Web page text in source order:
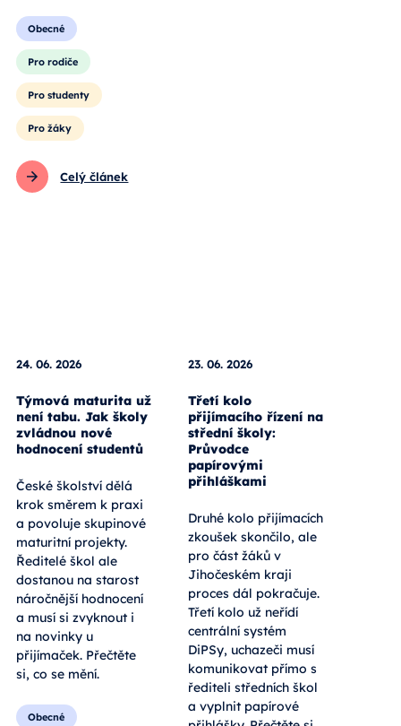
Obecné
Pro rodiče
Pro studenty
Pro žáky
Celý článek
24. 06. 2026
Týmová maturita už
není tabu. Jak školy
zvládnou nové
hodnocení studentů
České školství dělá
krok směrem k praxi
a povoluje skupinové
maturitní projekty.
Ředitelé škol ale
dostanou na starost
náročnější hodnocení
a musí si zvyknout i
na novinky u
přijímaček. Přečtěte
si, co se mění.
Obecné
23. 06. 2026
Třetí kolo
přijímacího řízení na
střední školy:
Průvodce
papírovými
přihláškami
Druhé kolo přijímacích
zkoušek skončilo, ale
pro část žáků v
Jihočeském kraji
proces dál pokračuje.
Třetí kolo už neřídí
centrální systém
DiPSy, uchazeči musí
komunikovat přímo s
řediteli středních škol
a vyplnit papírové